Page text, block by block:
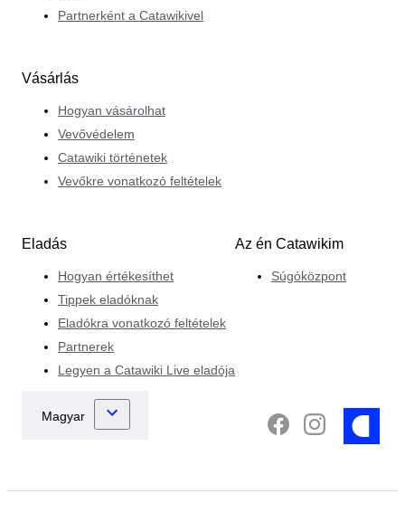
Partnerként a Catawikivel
Vásárlás
Hogyan vásárolhat
Vevővédelem
Catawiki történetek
Vevőkre vonatkozó feltételek
Eladás
Hogyan értékesíthet
Tippek eladóknak
Eladókra vonatkozó feltételek
Partnerek
Legyen a Catawiki Live eladója
Az én Catawikim
Súgóközpont